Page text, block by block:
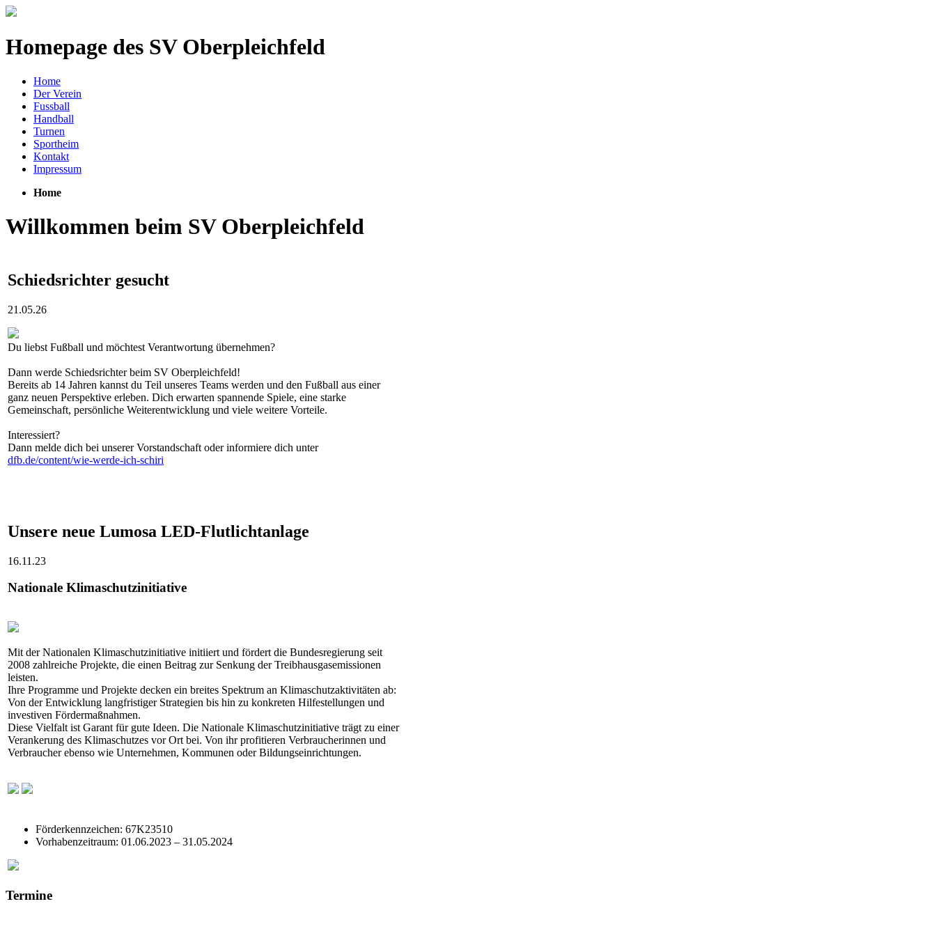
Homepage des SV Oberpleichfeld
Home
Der Verein
Fussball
Handball
Turnen
Sportheim
Kontakt
Impressum
Home
Willkommen beim SV Oberpleichfeld
Schiedsrichter gesucht
21.05.26
Du liebst Fußball und möchtest Verantwortung übernehmen?
Dann werde Schiedsrichter beim SV Oberpleichfeld!
Bereits ab 14 Jahren kannst du Teil unseres Teams werden und den Fußball aus einer
ganz neuen Perspektive erleben. Dich erwarten spannende Spiele, eine starke
Gemeinschaft, persönliche Weiterentwicklung und viele weitere Vorteile.
Interessiert?
Dann melde dich bei unserer Vorstandschaft oder informiere dich unter
dfb.de/content/wie-werde-ich-schiri
Unsere neue Lumosa LED-Flutlichtanlage
16.11.23
Nationale Klimaschutzinitiative
Mit der Nationalen Klimaschutzinitiative initiiert und fördert die Bundesregierung seit
2008 zahlreiche Projekte, die einen Beitrag zur Senkung der Treibhausgasemissionen
leisten.
Ihre Programme und Projekte decken ein breites Spektrum an Klimaschutzaktivitäten ab:
Von der Entwicklung langfristiger Strategien bis hin zu konkreten Hilfestellungen und
investiven Fördermaßnahmen.
Diese Vielfalt ist Garant für gute Ideen. Die Nationale Klimaschutzinitiative trägt zu einer
Verankerung des Klimaschutzes vor Ort bei. Von ihr profitieren Verbraucherinnen und
Verbraucher ebenso wie Unternehmen, Kommunen oder Bildungseinrichtungen.
Förderkennzeichen: 67K23510
Vorhabenzeitraum: 01.06.2023 – 31.05.2024
Termine